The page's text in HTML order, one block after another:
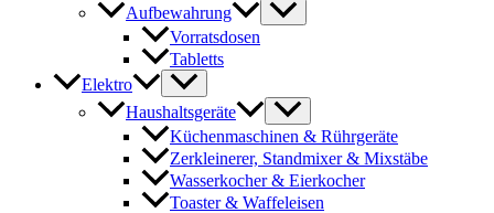
Aufbewahrung
Vorratsdosen
Tabletts
Elektro
Haushaltsgeräte
Küchenmaschinen & Rührgeräte
Zerkleinerer, Standmixer & Mixstäbe
Wasserkocher & Eierkocher
Toaster & Waffeleisen